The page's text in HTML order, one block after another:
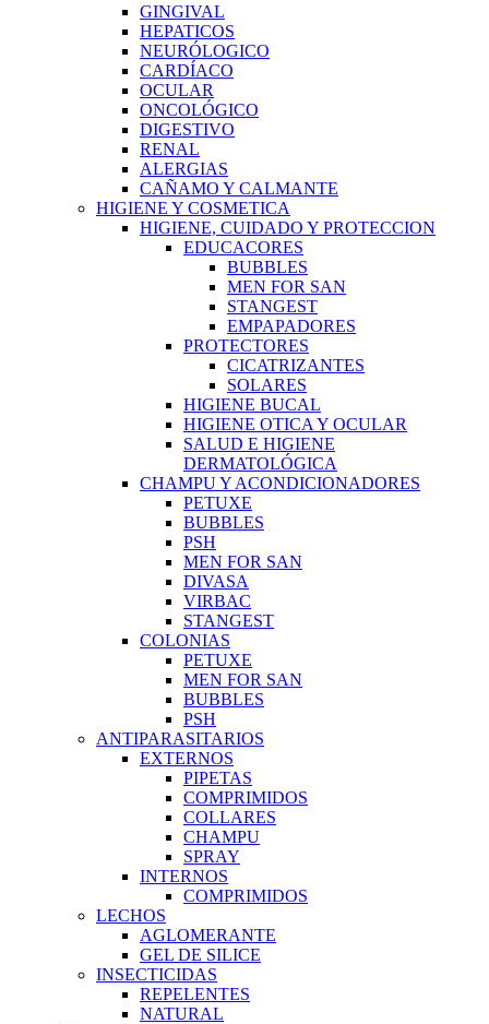
GINGIVAL
HEPATICOS
NEURÓLOGICO
CARDÍACO
OCULAR
ONCOLÓGICO
DIGESTIVO
RENAL
ALERGIAS
CAÑAMO Y CALMANTE
HIGIENE Y COSMETICA
HIGIENE, CUIDADO Y PROTECCION
EDUCACORES
BUBBLES
MEN FOR SAN
STANGEST
EMPAPADORES
PROTECTORES
CICATRIZANTES
SOLARES
HIGIENE BUCAL
HIGIENE OTICA Y OCULAR
SALUD E HIGIENE
DERMATOLÓGICA
CHAMPU Y ACONDICIONADORES
PETUXE
BUBBLES
PSH
MEN FOR SAN
DIVASA
VIRBAC
STANGEST
COLONIAS
PETUXE
MEN FOR SAN
BUBBLES
PSH
ANTIPARASITARIOS
EXTERNOS
PIPETAS
COMPRIMIDOS
COLLARES
CHAMPU
SPRAY
INTERNOS
COMPRIMIDOS
LECHOS
AGLOMERANTE
GEL DE SILICE
INSECTICIDAS
REPELENTES
NATURAL